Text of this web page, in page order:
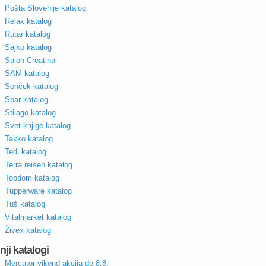
Pošta Slovenije katalog
Relax katalog
Rutar katalog
Sajko katalog
Salon Creatina
SAM katalog
Sonček katalog
Spar katalog
Stilago katalog
Svet knjige katalog
Takko katalog
Tedi katalog
Terra reisen katalog
Topdom katalog
Tupperware katalog
Tuš katalog
Vitalmarket katalog
Živex katalog
katalogi
Mercator vikend akcija do 8.8.